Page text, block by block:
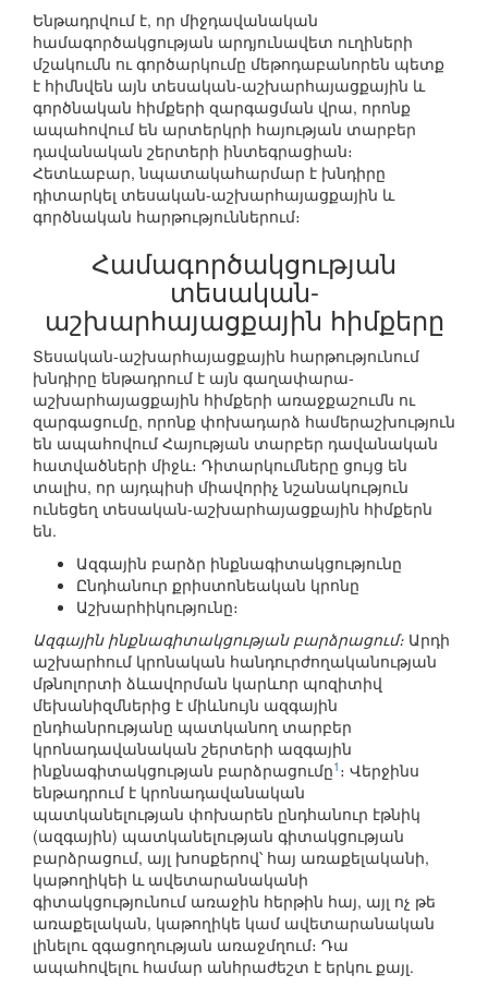
Ենթադրվում է, որ միջդավանական
համագործակցության արդյունավետ ուղիների
մշակումն ու գործարկումը մեթոդաբանորեն պետք
է հիմնվեն այն տեսական-աշխարհայացքային և
գործնական հիմքերի զարգացման վրա, որոնք
ապահովում են արտերկրի հայության տարբեր
դավանական շերտերի ինտեգրացիան։
Հետևաբար, նպատակահարմար է խնդիրը
դիտարկել տեսական-աշխարհայացքային և
գործնական հարթություններում։
Համագործակցության
տեսական-
աշխարհայացքային հիմքերը
Տեսական-աշխարհայացքային հարթությունում
խնդիրը ենթադրում է այն գաղափարա-
աշխարհայացքային հիմքերի առաջքաշումն ու
զարգացումը, որոնք փոխադարձ համերաշխություն
են ապահովում Հայության տարբեր դավանական
հատվածների միջև։ Դիտարկումները ցույց են
տալիս, որ այդպիսի միավորիչ նշանակություն
ունեցեղ տեսական-աշխարհայացքային հիմքերն
են.
Ազգային բարձր ինքնագիտակցությունը
Ընդհանուր քրիստոնեական կրոնը
Աշխարհիկությունը։
Ազգային ինքնագիտակցության բարձրացում։ Արդի
աշխարհում կրոնական հանդուրժողականության
մթնոլորտի ձևավորման կարևոր պոզիտիվ
մեխանիզմներից է միևնույն ազգային
ընդհանրությանը պատկանող տարբեր
կրոնադավանական շերտերի ազգային
ինքնագիտակցության բարձրացումը1 ։ Վերջինս
ենթադրում է կրոնադավանական
պատկանելության փոխարեն ընդհանուր էթնիկ
(ազգային) պատկանելության գիտակցության
բարձրացում, այլ խոսքերով՝ հայ առաքելականի,
կաթողիկեի և ավետարանականի
գիտակցությունում առաջին հերթին հայ, այլ ոչ թե
առաքելական, կաթողիկե կամ ավետարանական
լինելու զգացողության առաջմղում։ Դա
ապահովելու համար անհրաժեշտ է երկու քայլ.